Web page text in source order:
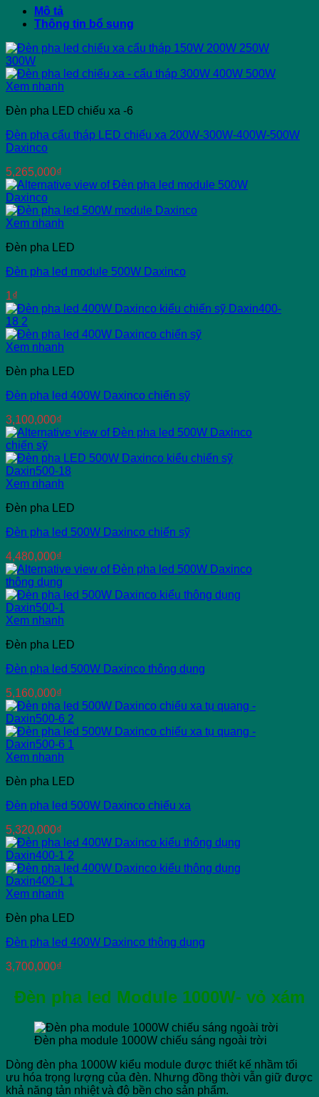
module
1000W
xám
Daxinco
số
lượng
Mô tả
Thông tin bổ sung
Xem nhanh
Đèn pha LED chiếu xa -6
Đèn pha cẩu tháp LED chiếu xa 200W-300W-400W-500W
Daxinco
5,265,000₫
Xem nhanh
Đèn pha LED
Đèn pha led module 500W Daxinco
1₫
Xem nhanh
Đèn pha LED
Đèn pha led 400W Daxinco chiến sỹ
3,100,000₫
Xem nhanh
Đèn pha LED
Đèn pha led 500W Daxinco chiến sỹ
4,480,000₫
Xem nhanh
Đèn pha LED
Đèn pha led 500W Daxinco thông dụng
5,160,000₫
Xem nhanh
Đèn pha LED
Đèn pha led 500W Daxinco chiếu xa
5,320,000₫
Xem nhanh
Đèn pha LED
Đèn pha led 400W Daxinco thông dụng
3,700,000₫
Đèn pha led Module 1000W- vỏ xám
Đèn pha module 1000W chiếu sáng ngoài trời
Dòng đèn pha 1000W kiểu module được thiết kế nhầm tối
ưu hóa trọng lượng của đèn. Nhưng đồng thời vẫn giữ được
khả năng tản nhiệt và độ bền cho sản phẩm.